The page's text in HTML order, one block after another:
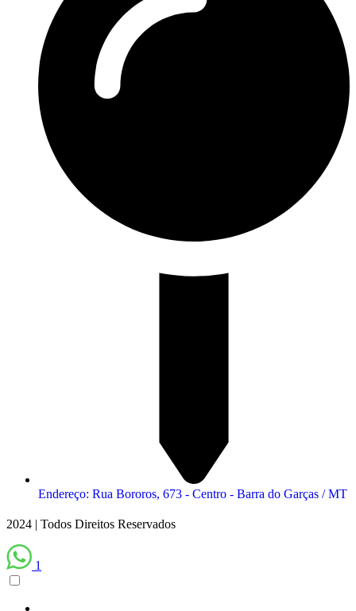
Endereço: Rua Bororos, 673 - Centro - Barra do Garças / MT
2024 | Todos Direitos Reservados
1